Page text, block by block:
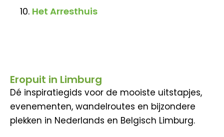
Het Arresthuis
Eropuit in Limburg
Dé inspiratiegids voor de mooiste uitstapjes,
evenementen, wandelroutes en bijzondere
plekken in Nederlands en Belgisch Limburg.